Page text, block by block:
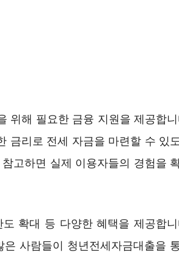
위해 필요한 금융 지원을 제공합
금리로 전세 자금을 마련할 수 있
고하면 실제 이용자들의 경험을
확대 등 다양한 혜택을 제공합
사람들이 청년전세자금대출을